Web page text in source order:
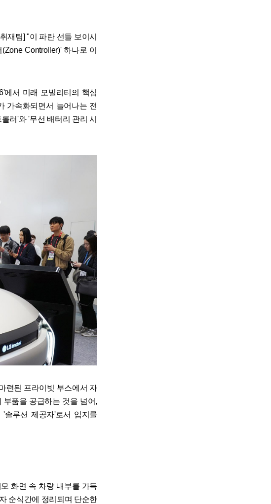
재팀] "이 파란 선들 보이시
Controller)' 하나로 이
에서 미래 모빌리티의 핵심
가속화되면서 늘어나는 전
러'와 '무선 배터리 관리 시
련된 프라이빗 부스에서 자
품을 공급하는 것을 넘어,
'솔루션 제공자'로서 입지를
화면 속 차량 내부를 가득
순식간에 정리되며 단순한